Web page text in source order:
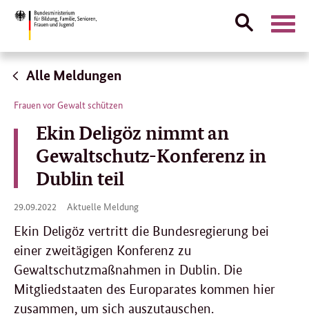
Direktlink:
Suche
Alle Meldungen
Frauen vor Gewalt schützen
Ekin Deligöz nimmt an
Gewaltschutz-Konferenz in
Dublin teil
29.09.2022
29.
2022
Aktuelle Meldung
Ekin Deligöz vertritt die Bundesregierung bei
einer zweitägigen Konferenz zu
Gewaltschutzmaßnahmen in Dublin. Die
Mitgliedstaaten des Europarates kommen hier
zusammen, um sich auszutauschen.